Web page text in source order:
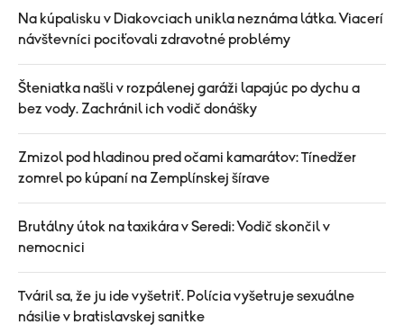
Na kúpalisku v Diakovciach unikla neznáma látka. Viacerí
návštevníci pociťovali zdravotné problémy
Šteniatka našli v rozpálenej garáži lapajúc po dychu a
bez vody. Zachránil ich vodič donášky
Zmizol pod hladinou pred očami kamarátov: Tínedžer
zomrel po kúpaní na Zemplínskej šírave
Brutálny útok na taxikára v Seredi: Vodič skončil v
nemocnici
Tváril sa, že ju ide vyšetriť. Polícia vyšetruje sexuálne
násilie v bratislavskej sanitke